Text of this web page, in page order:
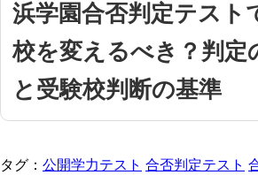
浜学園合否判定テスト
校を変えるべき？判定
と受験校判断の基準
タグ： 公開学力テスト 合否判定テスト